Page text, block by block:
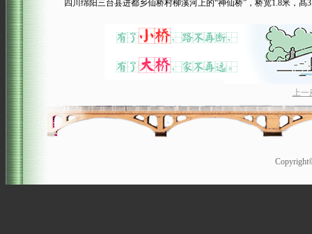
四川绵阳三台县进都乡仙桥村柳溪河上的“神仙桥”，桥宽1.8米，髙
上一